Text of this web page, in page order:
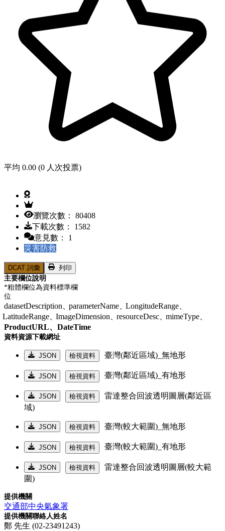
平均 0.00 (0 人次投票)
瀏覽次數： 80408
下載次數： 1582
意見數： 1
災害防救
DCAT 詞彙
列印
主要欄位說明
*粗體欄位為資料標準欄
位
datasetDescription、parameterName、LongitudeRange、
LatitudeRange、ImageDimension、resourceDesc、mimeType、
ProductURL、 DateTime
資料資源下載網址
JSON 檢視資料 臺灣(鄰近區域)_無地形
JSON 檢視資料 臺灣(鄰近區域)_有地形
JSON 檢視資料
雷達整合回波透明圖層(鄰近區
域)
JSON 檢視資料 臺灣(較大範圍)_無地形
JSON 檢視資料 臺灣(較大範圍)_有地形
JSON 檢視資料
雷達整合回波透明圖層(較大範
圍)
提供機關
交通部中央氣象署
提供機關聯絡人姓名
鄭 先生 (02-23491243)